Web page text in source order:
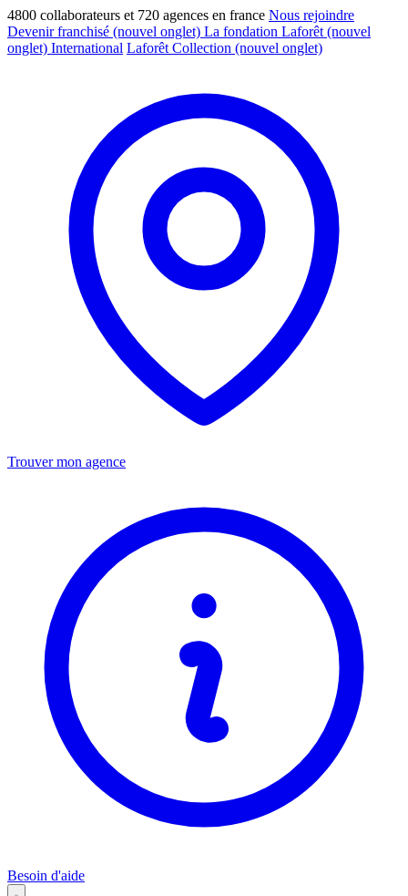
4800 collaborateurs et 720 agences en france Nous rejoindre
Devenir franchisé (nouvel onglet) La fondation Laforêt (nouvel
onglet) International Laforêt Collection (nouvel onglet)
Trouver mon agence
Besoin d'aide